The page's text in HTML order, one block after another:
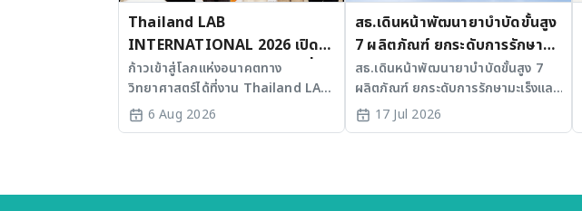
Thailand LAB
INTERNATIONAL 2026 เปิด
เวที AI รวม 3 งานใหญ่ ขับเคลื่อน
ไทยสู่ศูนย์กลางนวัตกรรมอาเซียน
ก้าวเข้าสู่โลกแห่งอนาคตทาง
วิทยาศาสตร์ได้ที่งาน Thailand LAB
INTERNATIONAL 2026
6 Aug 2026
สธ.เดินหน้าพัฒนายาบำบัดขั้นสูง
7 ผลิตภัณฑ์ ยกระดับการรักษา
มะเร็งและ SLE
สธ.เดินหน้าพัฒนายาบำบัดขั้นสูง 7
ผลิตภัณฑ์ ยกระดับการรักษามะเร็งและ
SLE พร้อมเร่ง Medical AI
ประเทศไทย
17 Jul 2026